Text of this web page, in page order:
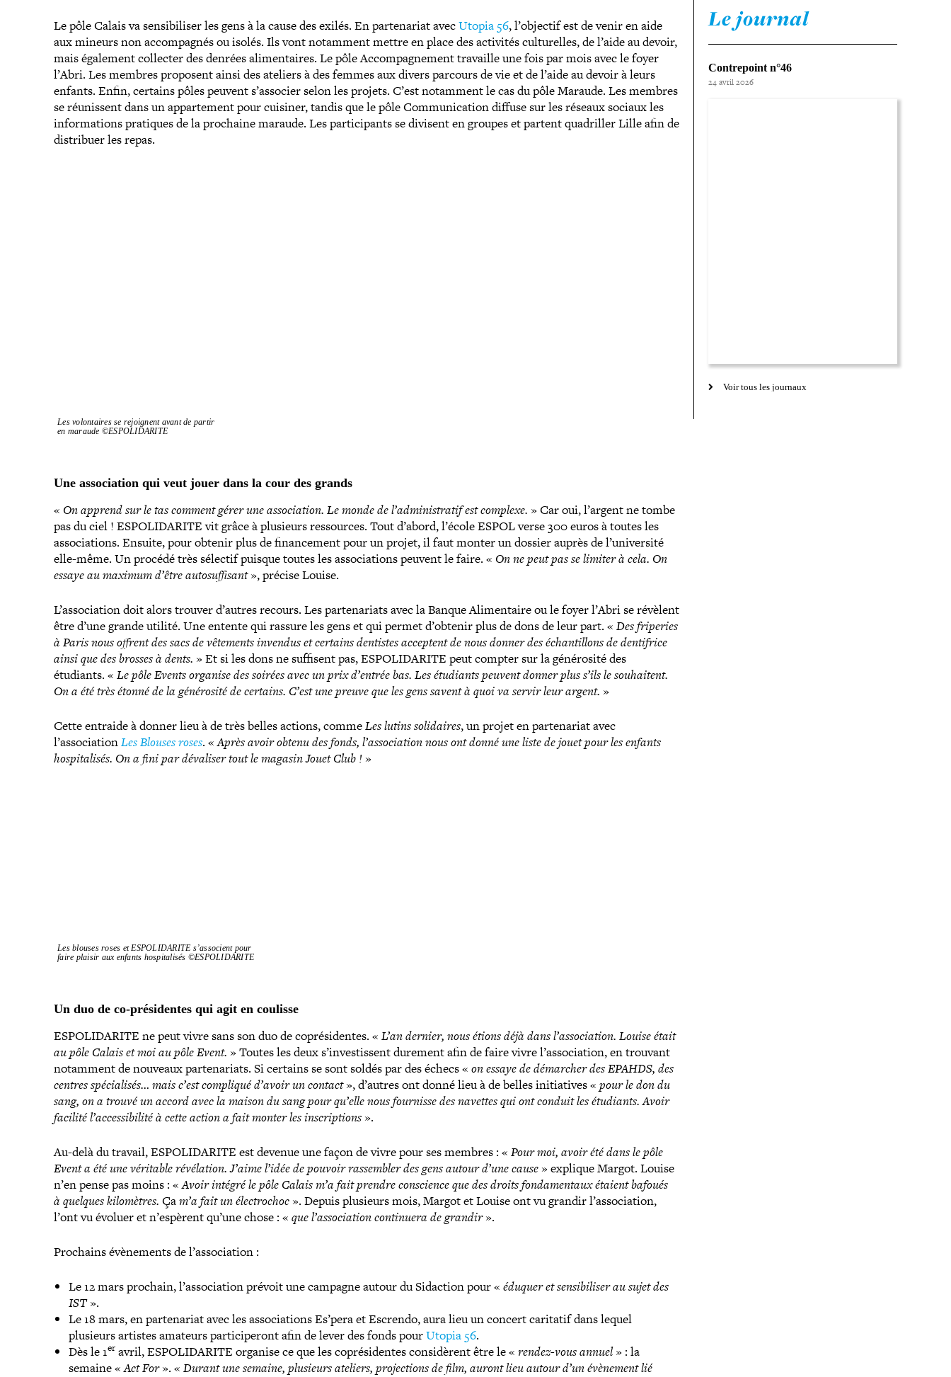
Le pôle Calais va sen­si­bi­li­ser les gens à la cause des exilés. En par­te­na­riat avecUtopia 56, l’objectif est de venir en aide
aux mineurs non accom­pa­gnés ou isolés. Ils vont notamment mettre en place des activités cultu­relles, de l’aide au devoir,
mais également collecter des denrées ali­men­taires. Le pôle Accompagnement travaille une fois par mois avec le foyer
l’Abri. Les membres proposent ainsi des ateliers à des femmes aux divers parcours de vie et de l’aide au devoir à leurs
enfants. Enfin, certains pôles peuvent s’associer selon les projets. C’est notamment le cas du pôle Maraude. Les membres
se réunissent dans un appar­te­ment pour cuisiner, tandis que le pôle Communication diffuse sur les réseaux sociaux les
infor­ma­tions pratiques de la prochaine maraude. Les par­ti­ci­pants se divisent en groupes et partent qua­driller Lille afin de
dis­tri­buer les repas.
Les volon­taires se rejoignent avant de partir
en maraude ©ESPOLIDARITE
Une asso­cia­tion qui veut jouer dans la cour des grands
« On apprend sur le tas comment gérer une asso­cia­tion. Le monde de l’administratif est complexe. » Car oui, l’argent ne tombe
pas du ciel ! ESPOLIDARITE vit grâce à plusieurs res­sources. Tout d’abord, l’école ESPOL verse 300 euros à toutes les
asso­cia­tions. Ensuite, pour obtenir plus de finan­ce­ment pour un projet, il faut monter un dossier auprès de l’université
elle-​même. Un procédé très sélectif puisque toutes les asso­cia­tions peuvent le faire. « On ne peut pas se limiter à cela. On
essaye au maximum d’être auto­suf­fi­sant», précise Louise.
L’association doit alors trouver d’autres recours. Les par­te­na­riats avec la Banque Alimentaire ou le foyer l’Abri se révèlent
être d’une grande utilité. Une entente qui rassure les gens et qui permet d’obtenir plus de dons de leur part. « Des friperies
à Paris nous offrent des sacs de vêtements invendus et certains dentistes acceptent de nous donner des échan­tillons de den­ti­frice
ainsi que des brosses à dents. » Et si les dons ne suffisent pas, ESPOLIDARITE peut compter sur la géné­ro­sité des
étudiants. « Le pôle Events organise des soirées avec un prix d’entrée bas. Les étudiants peuvent donner plus s’ils le sou­haitent.
On a été très étonné de la géné­ro­sité de certains. C’est une preuve que les gens savent à quoi va servir leur argent. »
Cette entraide à donner lieu à de très belles actions, commeLes lutins soli­daires, un projet en par­te­na­riat avec
l’associationLes Blouses roses. «Après avoir obtenu des fonds, l’association nous ont donné une liste de jouet pour les enfants
hos­pi­ta­li­sés. On a fini par dévaliser tout le magasin Jouet Club ! »
Les blouses roses et ESPOLIDARITE s’as­so­cient pour
faire plaisir aux enfants hos­pi­ta­li­sés ©ESPOLIDARITE
Un duo de co-​présidentes qui agit en coulisse
ESPOLIDARITE ne peut vivre sans son duo de copré­si­dentes. « L’an dernier, nous étions déjà dans l’association. Louise était
au pôle Calais et moi au pôle Event. » Toutes les deux s’investissent durement afin de faire vivre l’association, en trouvant
notamment de nouveaux par­te­na­riats. Si certains se sont soldés par des échecs « on essaye de démarcher des EPAHDS, des
centres spé­cia­li­sés… mais c’est compliqué d’avoir un contact», d’autres ont donné lieu à de belles ini­tia­tives « pour le don du
sang, on a trouvé un accord avec la maison du sang pour qu’elle nous fournisse des navettes qui ont conduit les étudiants. Avoir
facilité l’accessibilité à cette action a fait monter les ins­crip­tions ».
Au-​delà du travail, ESPOLIDARITE est devenue une façon de vivre pour ses membres : « Pour moi, avoir été dans le pôle
Event a été une véritable révé­la­tion. J’aime l’idée de pouvoir ras­sem­bler des gens autour d’une cause » explique Margot. Louise
n’en pense pas moins : «Avoir intégré le pôle Calais m’a fait prendre conscience que des droits fon­da­men­taux étaient bafoués
à quelques kilo­mètres. Çam’a fait un élec­tro­choc ». Depuis plusieurs mois, Margot et Louise ont vu grandir l’association,
l’ont vu évoluer et n’espèrent qu’une chose : « que l’association conti­nuera de grandir».
Prochains évè­ne­ments de l’association :
Le 12 mars prochain, l’association prévoit une campagne autour du Sidaction pour « éduquer et sen­si­bi­li­ser au sujet des
IST».
Le 18 mars, en par­te­na­riat avec les asso­cia­tions Es’pera et Escrendo, aura lieu un concert caritatif dans lequel
plusieurs artistes amateurs par­ti­ci­pe­ront afin de lever des fonds pourUtopia 56.
Dès le 1er avril, ESPOLIDARITE organise ce que les copré­si­dentes consi­dèrent être le « rendez-​vous annuel» : la
semaine «Act For». « Durant une semaine, plusieurs ateliers, pro­jec­tions de film, auront lieu autour d’un évènement lié
Le journal
Contrepoint n°46
24 avril 2026
Voir tous les journaux